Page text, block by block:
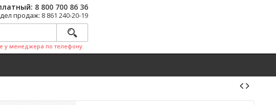
8 800 700 86 36
продаж: 8 861 240-20-19
у менеджера по телефону.